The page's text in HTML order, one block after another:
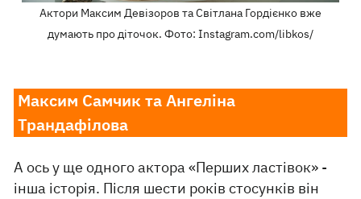
Актори Максим Девізоров та Світлана Гордієнко вже
думають про діточок. Фото: Instagram.com/libkos/
Максим Самчик та Ангеліна
Трандафілова
А ось у ще одного актора «Перших ластівок» -
інша історія. Після шести років стосунків він